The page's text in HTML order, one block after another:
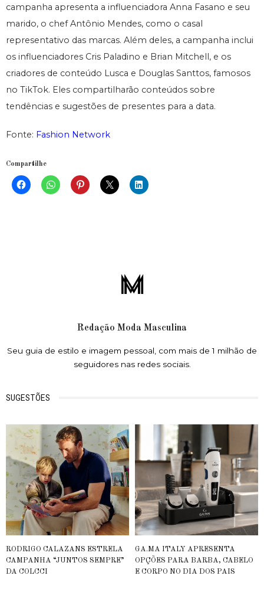
campanha apresenta a influenciadora Anna Fasano e seu
marido, o chef Antônio Mendes, como o casal
representativo das marcas. Além deles, a campanha inclui
os influenciadores Cris Paladino e Brian Mitchell, e os
criadores de conteúdo Lusca e Douglas Santtos, famosos
no TikTok. Eles compartilharão conteúdos sobre
tendências e sugestões de presentes para a data.
Fonte: Fashion Network
Compartilhe
Redação Moda Masculina
Seu guia de estilo e imagem pessoal, com mais de 1 milhão de
seguidores nas redes sociais.
SUGESTÕES
RODRIGO CALAZANS ESTRELA
CAMPANHA “JUNTOS SEMPRE”
DA COLCCI
GA.MA ITALY APRESENTA
OPÇÕES PARA BARBA, CABELO
E CORPO NO DIA DOS PAIS